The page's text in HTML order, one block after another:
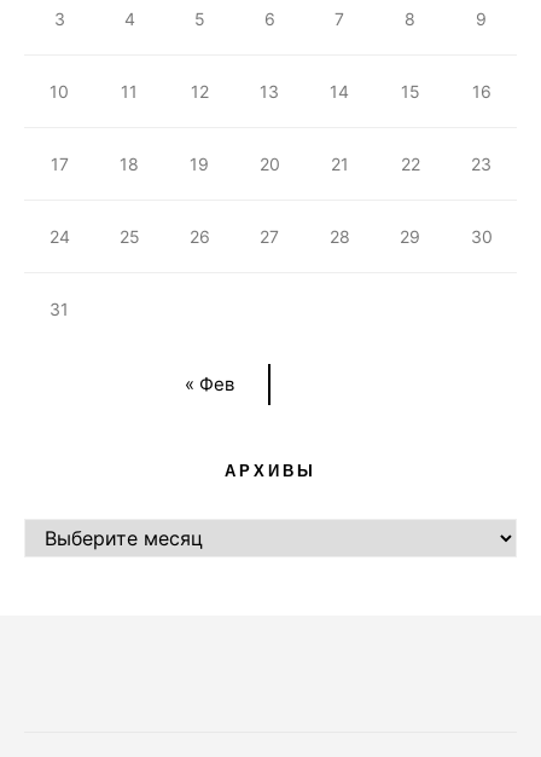
« Фев
3 4 5 6 7 8 9
10 11 12 13 14 15 16
17 18 19 20 21 22 23
24 25 26 27 28 29 30
31
АРХИВЫ